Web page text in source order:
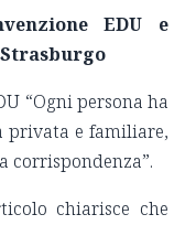
EDU e
“Ogni persona ha
e familiare,
chiarisce che